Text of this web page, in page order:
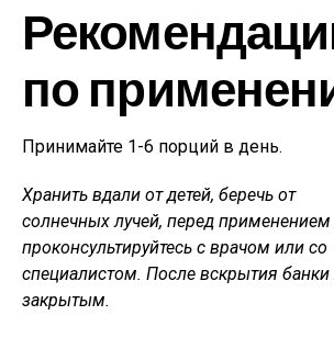
по
Принимайте 1-6 порций в день.
Хранить вдали от детей, беречь от
солнечных лучей, перед применением
проконсультируйтесь с врачом или со
специалистом. После вскрытия банки
закрытым.